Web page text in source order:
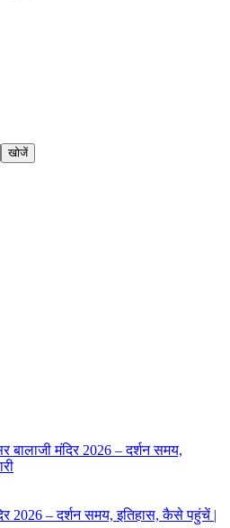
खोजें
बालाजी मंदिर 2026 – दर्शन समय,
2026 – दर्शन समय, इतिहास, कैसे पहुंचें |